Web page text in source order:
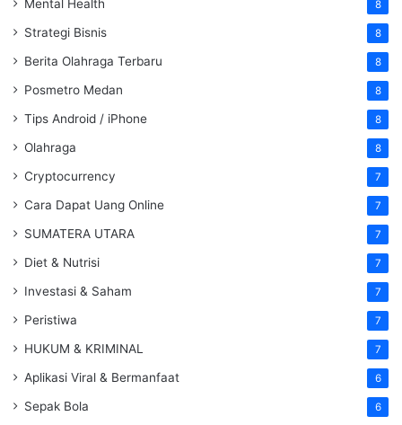
Mental Health 8
Strategi Bisnis 8
Berita Olahraga Terbaru 8
Posmetro Medan 8
Tips Android / iPhone 8
Olahraga 8
Cryptocurrency 7
Cara Dapat Uang Online 7
SUMATERA UTARA 7
Diet & Nutrisi 7
Investasi & Saham 7
Peristiwa 7
HUKUM & KRIMINAL 7
Aplikasi Viral & Bermanfaat 6
Sepak Bola 6